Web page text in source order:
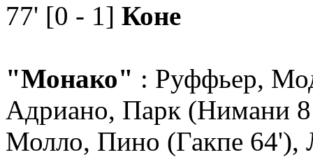
77' [0 - 1] Коне
"Монако" : Руффьер,
Адриано, Парк (Нимани
Молло, Пино (Гакпе 64'),